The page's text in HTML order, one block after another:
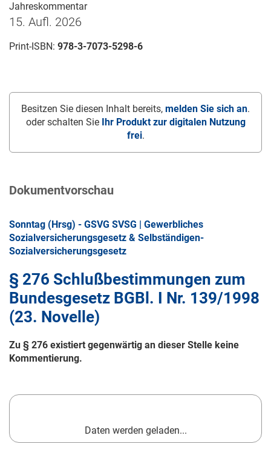
Jahreskommentar
15. Aufl. 2026
Print-ISBN: 978-3-7073-5298-6
Besitzen Sie diesen Inhalt bereits, melden Sie sich an.
oder schalten Sie
Ihr Produkt zur digitalen Nutzung
frei.
Dokumentvorschau
Sonntag (Hrsg) - GSVG SVSG | Gewerbliches
Sozialversicherungsgesetz & Selbständigen-
Sozialversicherungsgesetz
§ 276 Schlußbestimmungen zum
Bundesgesetz BGBl. I Nr. 139/1998
(23. Novelle)
Zu § 276 existiert gegenwärtig an dieser Stelle keine
Kommentierung.
Daten werden geladen...